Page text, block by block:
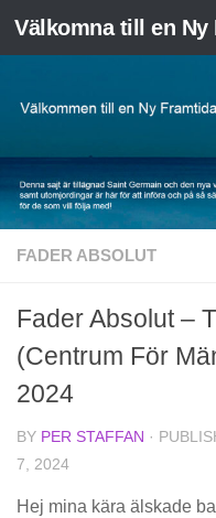
Skip to content
FADER ABSOLUT
Fader Absolut –
(Centrum För
2024
BY PER STAFFAN ·
7, 2024
Hej mina kära älskade